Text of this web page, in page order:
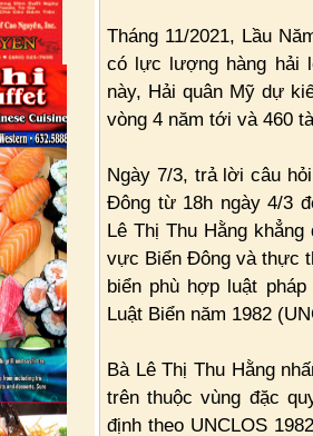
Tháng 11/2021, Lầu
có lực lượng hàng hải
này, Hải quân Mỹ dự
vòng 4 năm tới và 460
Ngày 7/3, trả lời câu
Đông từ 18h ngày 4/3
Lê Thị Thu Hằng
vực Biển Đông và thực
biển phù hợp luật
Luật Biển năm 1982
Bà Lê Thị Thu Hằng
trên thuộc vùng đặc
định theo UNCLOS